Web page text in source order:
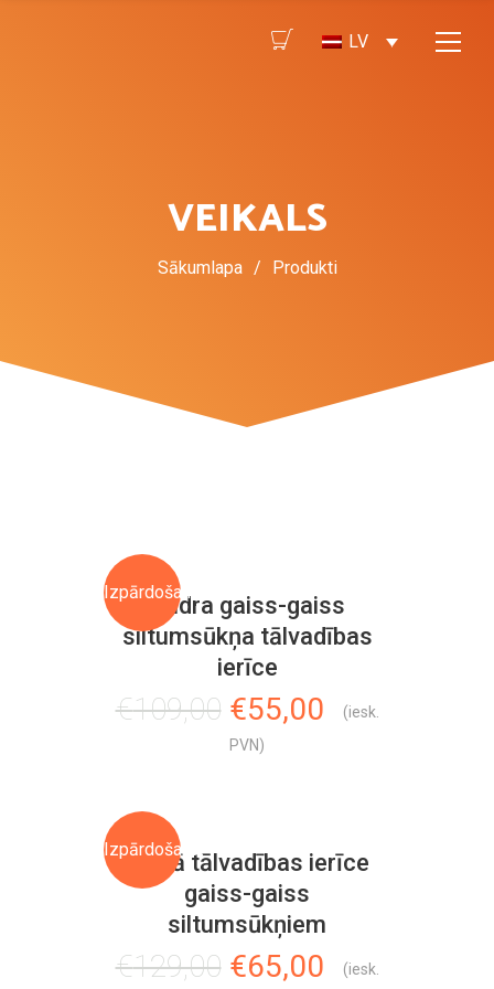
LV
VEIKALS
Sākumlapa / Produkti
Izpārdošana!Gudra gaiss-gaiss
siltumsūkņa tālvadības
ierīce
€109,00 Original
price
€55,00Current
(iesk.
PVN)
Izpārdošana!
Viedā tālvadības ierīce
gaiss-gaiss
siltumsūkņiem
€129,00 Original
€65,00Current
(iesk.